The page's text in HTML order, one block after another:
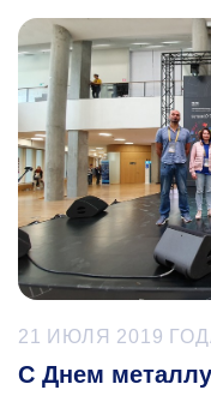
21 ИЮЛЯ 2019
С Днем